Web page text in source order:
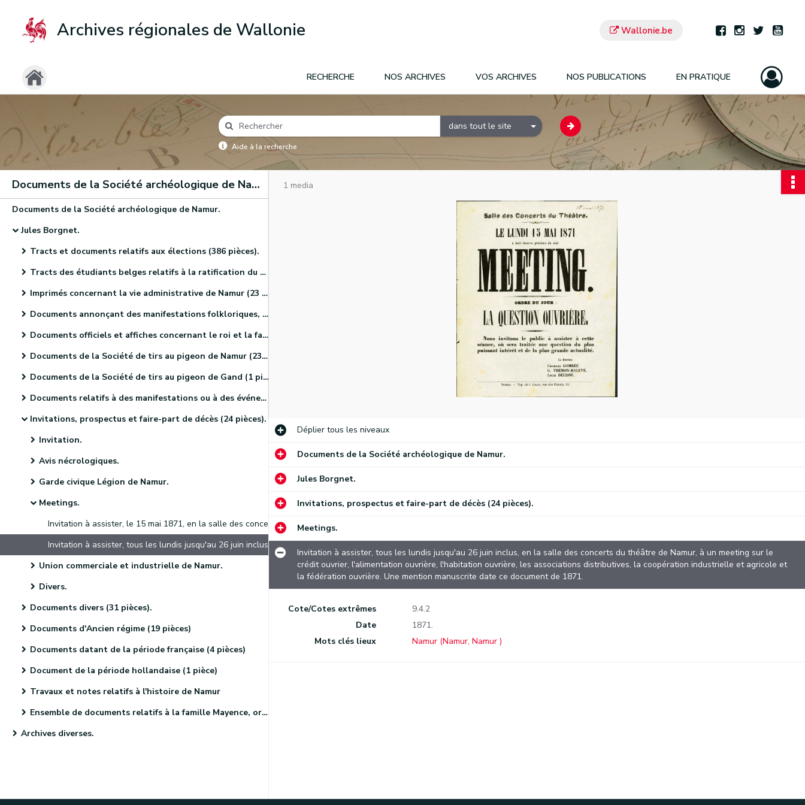
Archives régionales de Wallonie Wallonie.be
RECHERCHE NOS ARCHIVES VOS ARCHIVES NOS PUBLICATIONS EN PRATIQUE
dans tout le site
Aide à la recherche
Documents de la Société archéologique de Namur
Documents de la Société archéologique de Namur.
Jules Borgnet.
Tracts et documents relatifs aux élections (386 pièces).
Tracts des étudiants belges relatifs à la ratification du Traité des XXIV articles (4 pièces).
Imprimés concernant la vie administrative de Namur (23 pièces).
Documents annonçant des manifestations folkloriques, culturelles et sportives. (46 pièces)
Documents officiels et affiches concernant le roi et la famille royale (18 pièces)
Documents de la Société de tirs au pigeon de Namur (23 pièces)
Documents de la Société de tirs au pigeon de Gand (1 pièce).
Documents relatifs à des manifestations ou à des événements religieux (41 pièces)
Invitations, prospectus et faire-part de décès (24 pièces).
Invitation.
Avis nécrologiques.
Garde civique Légion de Namur.
Meetings.
Invitation à assister, le 15 mai 1871, en la salle des concerts du théâtre de Namur, à un meeting sur la question ouvrière.
Invitation à assister, tous les lundis jusqu'au 26 juin inclus, en la salle des concerts du théâtre de Namur, à un meeting sur le crédit ouvrier, l'alimentation ouvrière, l'habitation ouvrière, les associations distributives, la coopération industrielle et agricole et la fédération ouvrière. Une mention manuscrite date ce document de 1871.
Union commerciale et industrielle de Namur.
Divers.
Documents divers (31 pièces).
Documents d'Ancien régime (19 pièces)
Documents datant de la période française (4 pièces)
Document de la période hollandaise (1 pièce)
Travaux et notes relatifs à l'histoire de Namur
Ensemble de documents relatifs à la famille Mayence, originaire de Metz (4 pièces)
Archives diverses.
1 media
Dépliertous les niveaux
Documents de la Société archéologique de Namur.
Jules Borgnet.
Invitations, prospectus et faire-part de décès (24 pièces).
Meetings.
Invitation à assister, tous les lundis jusqu'au 26 juin inclus, en la salle des concerts du théâtre de Namur, à un meeting sur le
crédit ouvrier, l'alimentation ouvrière, l'habitation ouvrière, les associations distributives, la coopération industrielle et agricole et
la fédération ouvrière. Une mention manuscrite date ce document de 1871.
Cote/Cotes extrêmes
9.4.2
Date
1871.
Mots clés lieux
Namur (Namur, Namur )